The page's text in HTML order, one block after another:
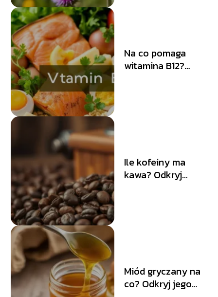
Na co pomaga
witamina B12?
Ile kofeiny ma
kawa? Odkryj
Miód gryczany na
co? Odkryj jego